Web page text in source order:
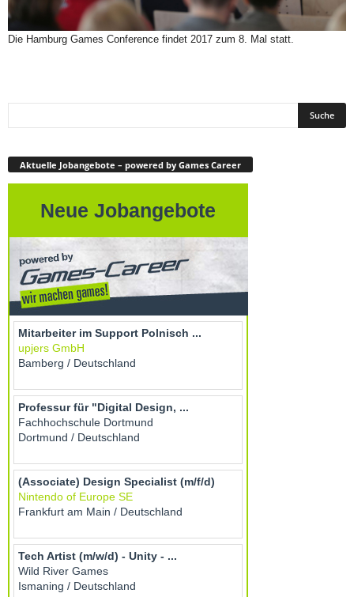
Die Hamburg Games Conference findet 2017 zum 8. Mal statt.
Aktuelle Jobangebote – powered by Games Career